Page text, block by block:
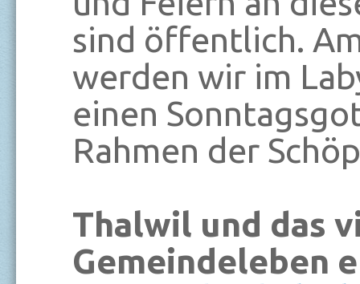
sind öffentlich.
werden wir im
einen
Rahmen der
Thalwil und das
Gemeindeleben